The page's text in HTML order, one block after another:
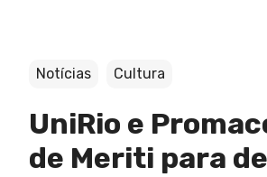
Notícias Cultura
UniRio e
de Meriti para